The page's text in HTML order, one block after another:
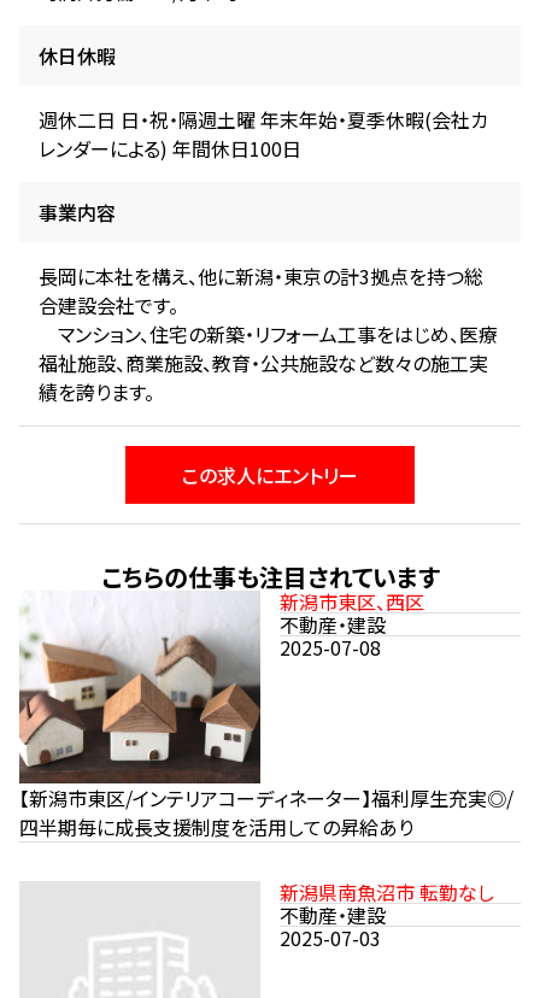
休日休暇
週休二日 日・祝・隔週土曜 年末年始・夏季休暇(会社カ
レンダーによる) 年間休日100日
事業内容
長岡に本社を構え、他に新潟・東京の計3拠点を持つ総
合建設会社です。
マンション、住宅の新築・リフォーム工事をはじめ、医療
福祉施設、商業施設、教育・公共施設など数々の施工実
績を誇ります。
この求人にエントリー
こちらの仕事も注目されています
新潟市東区、西区
不動産・建設
2025-07-08
【新潟市東区/インテリアコーディネーター】福利厚生充実◎/
四半期毎に成長支援制度を活用しての昇給あり
新潟県南魚沼市 転勤なし
不動産・建設
2025-07-03